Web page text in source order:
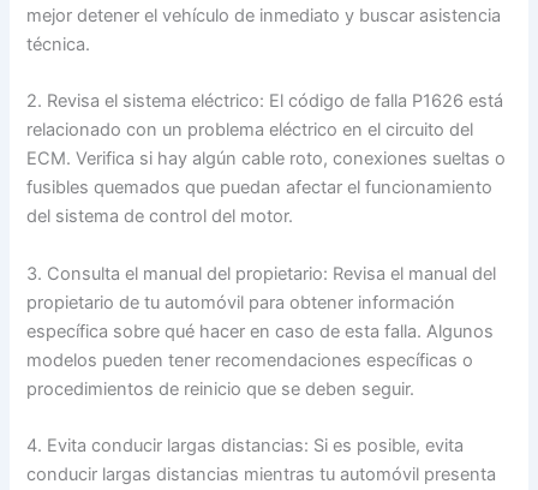
mejor detener el vehículo de inmediato y buscar asistencia
técnica.
2. Revisa el sistema eléctrico: El código de falla P1626 está
relacionado con un problema eléctrico en el circuito del
ECM. Verifica si hay algún cable roto, conexiones sueltas o
fusibles quemados que puedan afectar el funcionamiento
del sistema de control del motor.
3. Consulta el manual del propietario: Revisa el manual del
propietario de tu automóvil para obtener información
específica sobre qué hacer en caso de esta falla. Algunos
modelos pueden tener recomendaciones específicas o
procedimientos de reinicio que se deben seguir.
4. Evita conducir largas distancias: Si es posible, evita
conducir largas distancias mientras tu automóvil presenta